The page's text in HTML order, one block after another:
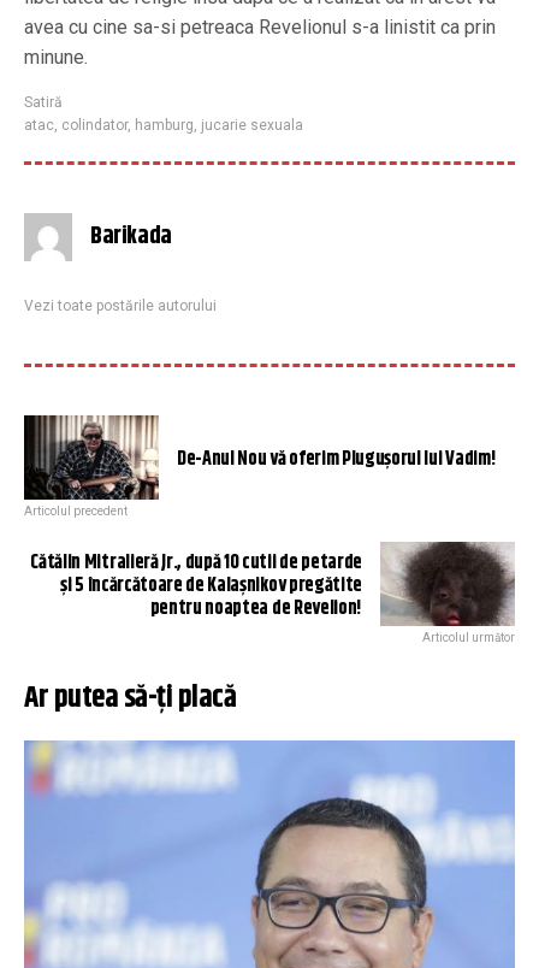
avea cu cine sa-si petreaca Revelionul s-a linistit ca prin
minune.
Satiră
atac colindator, hamburg jucarie sexuala
Barikada
Vezi toate postările autorului
De-Anul Nou vă oferim Plugușorul lui Vadim!
Articolul precedent
Cătălin Mitralieră Jr., după 10 cutii de petarde
și 5 încărcătoare de Kalașnikov pregătite
pentru noaptea de Revelion!
Articolul următor
Ar putea să-ți placă